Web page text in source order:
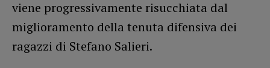
viene progressivamente risucchiata dal
miglioramento della tenuta difensiva dei
ragazzi di Stefano Salieri.